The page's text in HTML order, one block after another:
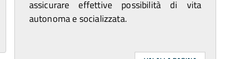
assicurare effettive possibilità di vita
autonoma e socializzata.